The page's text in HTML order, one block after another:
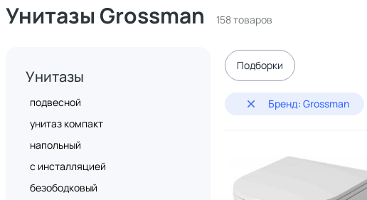
Унитазы Grossman 158 товаров
Унитазы
подвесной
унитаз компакт
напольный
с инсталляцией
безободковый
Подборки
Бренд: Grossman